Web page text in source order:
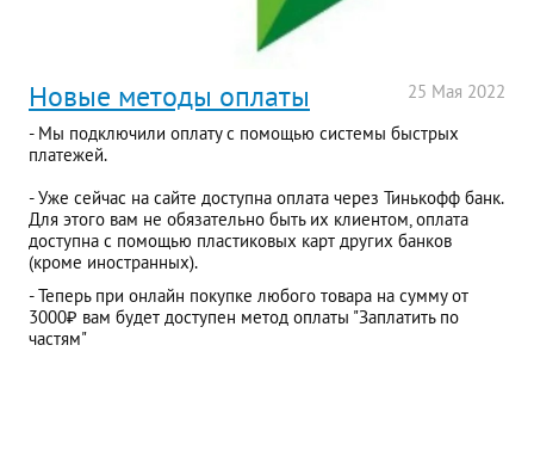
25 Мая 2022
Новые методы оплаты
- Мы подключили оплату с помощью системы быстрых
платежей.
- Уже сейчас на сайте доступна оплата через Тинькофф банк.
Для этого вам не обязательно быть их клиентом, оплата
доступна с помощью пластиковых карт других банков
(кроме иностранных).
- Теперь при онлайн покупке любого товара на сумму от
3000₽ вам будет доступен метод оплаты "Заплатить по
частям"